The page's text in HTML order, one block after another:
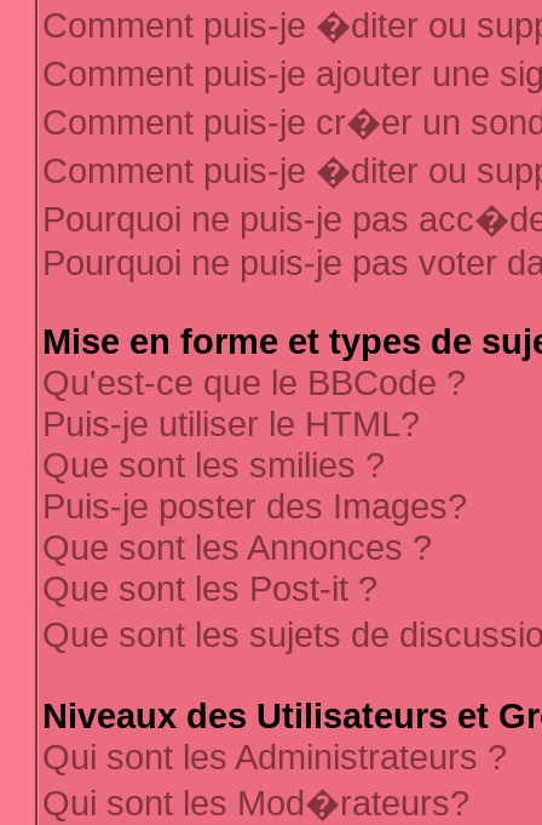
Comment puis-je �diter ou
Comment puis-je ajouter une
Comment puis-je cr�er un
Comment puis-je �diter ou
Pourquoi ne puis-je pas
Pourquoi ne puis-je pas voter
Mise en forme et types de
Qu'est-ce que le BBCode ?
Puis-je utiliser le HTML?
Que sont les smilies ?
Puis-je poster des Images?
Que sont les Annonces ?
Que sont les Post-it ?
Que sont les sujets de
Niveaux des Utilisateurs et
Qui sont les Administrateurs ?
Qui sont les Mod�rateurs?